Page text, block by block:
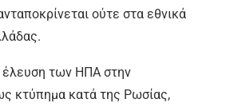
ούτε στα εθνικά
έλευση των ΗΠΑ στην
κτύπημα κατά της Ρωσίας,